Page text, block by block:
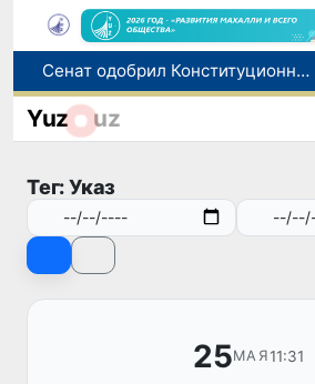
Сенат одобрил Конституционный закон о правовом статусе Администрации Президента Республики Узбекистан
В Ташкенте задержали подозреваемых в распространении крупной партии наркотиков
Страны Центральной Азии одобрили проект автоматизированного учета воды в бассейне Сырдарьи
Yuz uz
Тег: Указ
25МАЯ11:31